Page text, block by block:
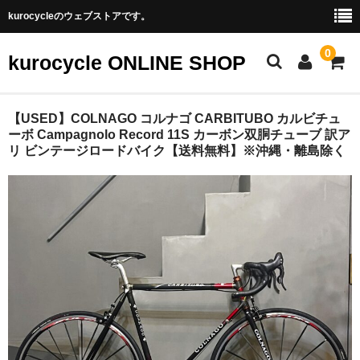
kurocycleのウェブストアです。
kurocycle ONLINE SHOP 0
STORE TOP
CATEGORY
完成車
BRAND
【USED】COLNAGO コルナゴ CARBITUBO カルビチュ
ーボ Campagnolo Record 11S カーボン双胴チューブ 訳ア
リ ビンテージロードバイク【送料無料】※沖縄・離島除く